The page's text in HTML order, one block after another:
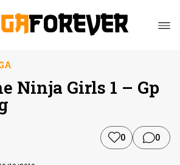
Ninja Girls 1 – Gp
0 0